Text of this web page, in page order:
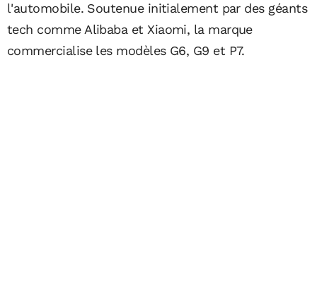
l'automobile. Soutenue initialement par des géants
tech comme Alibaba et Xiaomi, la marque
commercialise les modèles G6, G9 et P7.